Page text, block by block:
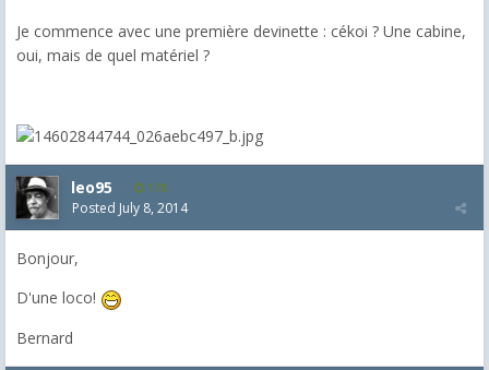
Je commence avec une première devinette : cékoi ? Une cabine,
oui, mais de quel matériel ?
leo95 178
Posted July 8, 2014
Bonjour,
D'une loco!
Bernard